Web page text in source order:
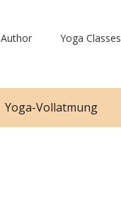
Author Yoga Classes
Yoga-Vollatmung